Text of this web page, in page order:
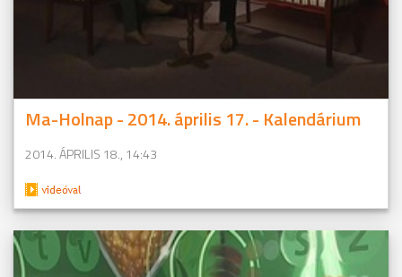
Ma-Holnap - 2014. április 17. - Kalendárium
2014. ÁPRILIS 18., 14:43